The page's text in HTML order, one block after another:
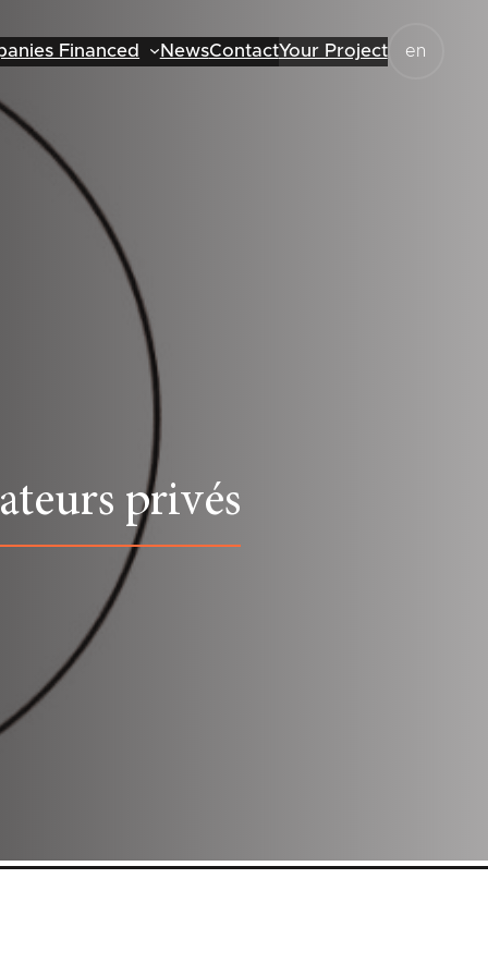
Financed NewsContactYour Project en
privés